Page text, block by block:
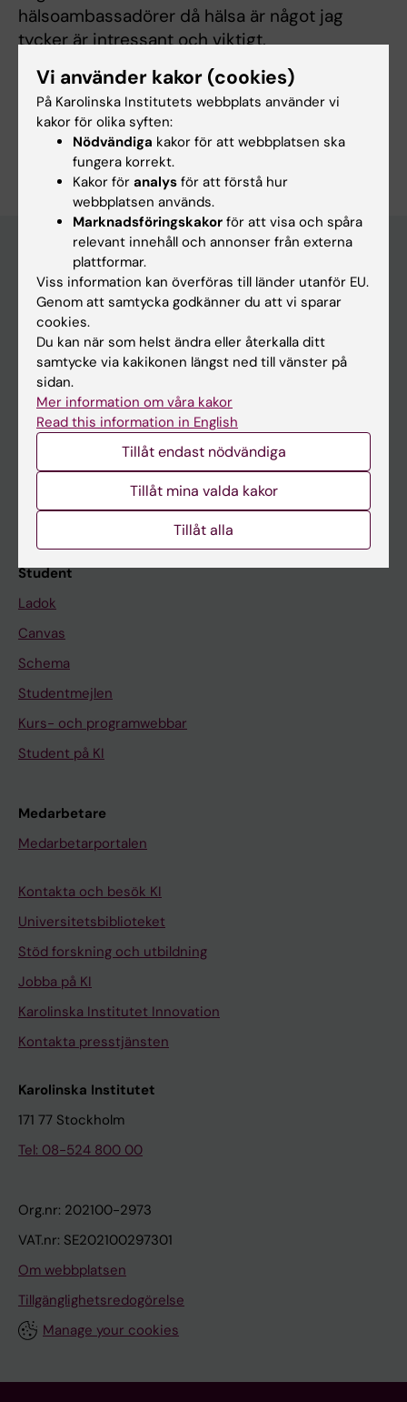
hälsoambassadörer då hälsa är något jag
tycker är intressant och viktigt.
Är du Susanne Forsberg?
Redigera din profil
Huvudmeny
Utbildning
Forskarutbildning
Forskning
Om KI
På gång
Student
Ladok
Canvas
Schema
Studentmejlen
Kurs- och programwebbar
Student på KI
Medarbetare
Medarbetarportalen
Kontakta och besök KI
Universitetsbiblioteket
Stöd forskning och utbildning
Jobba på KI
Karolinska Institutet Innovation
Kontakta presstjänsten
Karolinska Institutet
171 77 Stockholm
Tel: 08-524 800 00
Org.nr: 202100-2973
VAT.nr: SE202100297301
Om webbplatsen
Tillgänglighetsredogörelse
Manage your cookies
Vi använder kakor (cookies)
På Karolinska Institutets webbplats använder vi
kakor för olika syften:
Nödvändiga kakor för att webbplatsen ska
fungera korrekt.
Kakor för analys för att förstå hur
webbplatsen används.
Marknadsföringskakor för att visa och spåra
relevant innehåll och annonser från externa
plattformar.
Viss information kan överföras till länder utanför EU.
Genom att samtycka godkänner du att vi sparar
cookies.
Du kan när som helst ändra eller återkalla ditt
samtycke via kakikonen längst ned till vänster på
sidan.
Mer information om våra kakor
Read this information in English
Tillåt endast nödvändiga
Tillåt mina valda kakor
Tillåt alla